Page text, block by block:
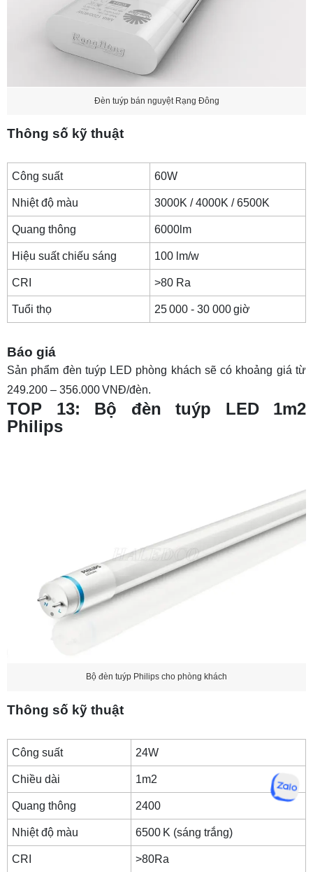
Đèn tuýp bán nguyệt Rạng Đông
Thông số kỹ thuật
Công suất 60W
Nhiệt độ màu 3000K / 4000K / 6500K
Quang thông 6000lm
Hiệu suất chiếu sáng 100 lm/w
CRI >80 Ra
Tuổi thọ 25 000 - 30 000 giờ
Báo giá
Sản phẩm đèn tuýp LED phòng khách sẽ có khoảng giá từ
249.200 – 356.000 VNĐ/đèn.
TOP 13: Bộ đèn tuýp LED 1m2
Philips
Bộ đèn tuýp Philips cho phòng khách
Thông số kỹ thuật
Công suất 24W
Chiều dài 1m2
Quang thông 2400
Nhiệt độ màu 6500 K (sáng trắng)
CRI >80Ra